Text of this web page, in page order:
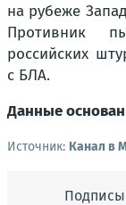
на рубеже
Противник
российских
с БЛА.
Данные
Источник: Канал в